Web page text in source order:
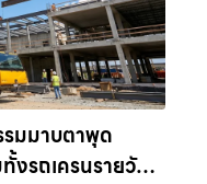
มมาบตาพุด
งรถเครนรายวัน